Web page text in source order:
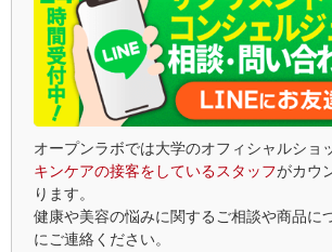
オープンラボでは大学のオフィシャルショ
キンケアの接客をしているスタッフがカウ
ります。
健康や美容の悩みに関するご相談や商品に
にご連絡ください。